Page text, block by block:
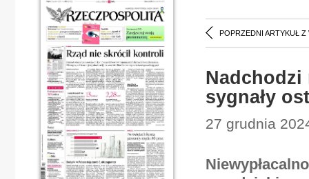
POPRZEDNI ARTYKUŁ Z
Nadchodzi
sygnały
27 grudnia